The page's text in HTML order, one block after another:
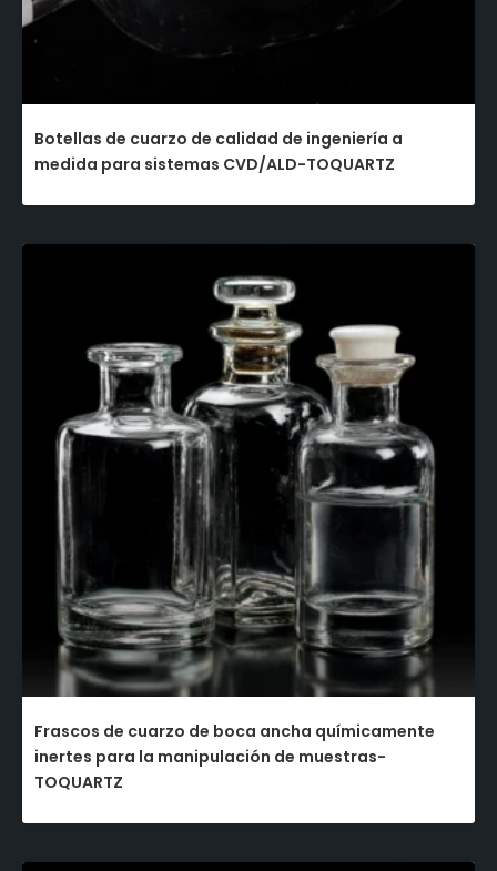
Botellas de cuarzo de calidad de ingeniería a
medida para sistemas CVD/ALD-TOQUARTZ
Frascos de cuarzo de boca ancha químicamente
inertes para la manipulación de muestras-
TOQUARTZ